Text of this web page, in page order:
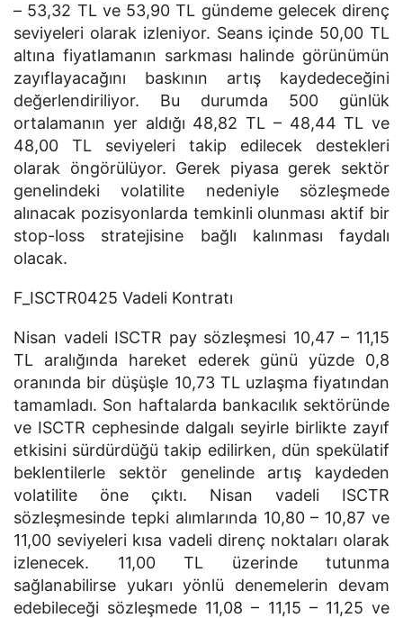
– 53,32 TL ve 53,90 TL gündeme gelecek direnç
seviyeleri olarak izleniyor. Seans içinde 50,00 TL
altına fiyatlamanın sarkması halinde görünümün
zayıflayacağını baskının artış kaydedeceğini
değerlendiriliyor. Bu durumda 500 günlük
ortalamanın yer aldığı 48,82 TL – 48,44 TL ve
48,00 TL seviyeleri takip edilecek destekleri
olarak öngörülüyor. Gerek piyasa gerek sektör
genelindeki volatilite nedeniyle sözleşmede
alınacak pozisyonlarda temkinli olunması aktif bir
stop-loss stratejisine bağlı kalınması faydalı
olacak.
F_ISCTR0425 Vadeli Kontratı
Nisan vadeli ISCTR pay sözleşmesi 10,47 – 11,15
TL aralığında hareket ederek günü yüzde 0,8
oranında bir düşüşle 10,73 TL uzlaşma fiyatından
tamamladı. Son haftalarda bankacılık sektöründe
ve ISCTR cephesinde dalgalı seyirle birlikte zayıf
etkisini sürdürdüğü takip edilirken, dün spekülatif
beklentilerle sektör genelinde artış kaydeden
volatilite öne çıktı. Nisan vadeli ISCTR
sözleşmesinde tepki alımlarında 10,80 – 10,87 ve
11,00 seviyeleri kısa vadeli direnç noktaları olarak
izlenecek. 11,00 TL üzerinde tutunma
sağlanabilirse yukarı yönlü denemelerin devam
edebileceği sözleşmede 11,08 – 11,15 – 11,25 ve